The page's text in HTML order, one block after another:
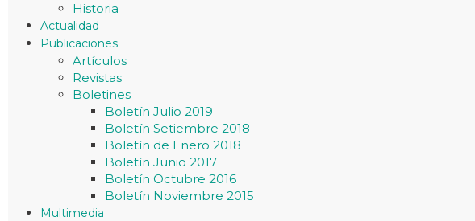
Historia
Actualidad
Publicaciones
Artículos
Revistas
Boletines
Boletín Julio 2019
Boletín Setiembre 2018
Boletín de Enero 2018
Boletín Junio 2017
Boletín Octubre 2016
Boletín Noviembre 2015
Multimedia